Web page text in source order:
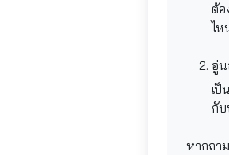
ต้อ
ไห
อู่น
เป็
กับ
หากถา